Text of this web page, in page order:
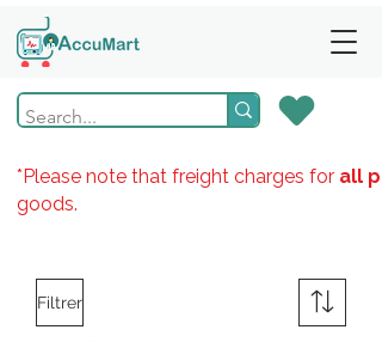
*Please note that freight charges for all
goods.
Filtrer